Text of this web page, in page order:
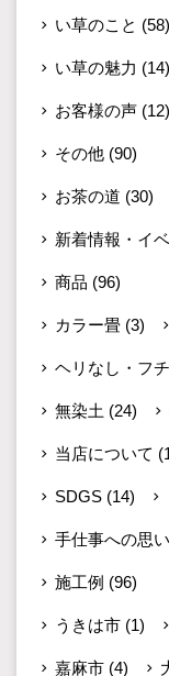
い草のこと (58)
い草の魅力 (14)
お客様の声 (12)
その他 (90)
お茶の道 (30)
新着情報・イ
商品 (96)
カラー畳 (3)
ヘリなし・フ
無染土 (24)
当店について
SDGS (14)
手仕事への思い
施工例 (96)
うきは市 (1)
嘉麻市 (4)